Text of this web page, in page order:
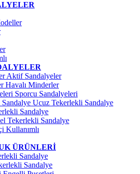
Aktif Sandalyeler
Havalı Minderler
Sporcu Sandalyeleri
Ucuz Tekerlekli Sandalye
Sandalye
Tekerlekli Sandalye
Kullanımlı
ÜRÜNLERİ
Sandalye
Sandalye